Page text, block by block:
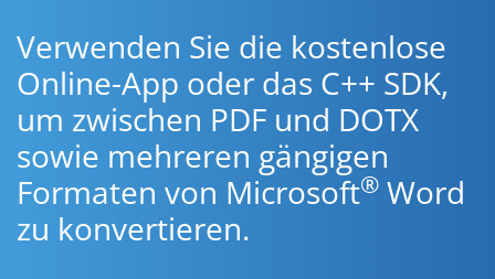
Verwenden Sie die kostenlose
Online-App oder das C++ SDK,
um zwischen PDF und DOTX
sowie mehreren gängigen
Formaten von Microsoft® Word
zu konvertieren.